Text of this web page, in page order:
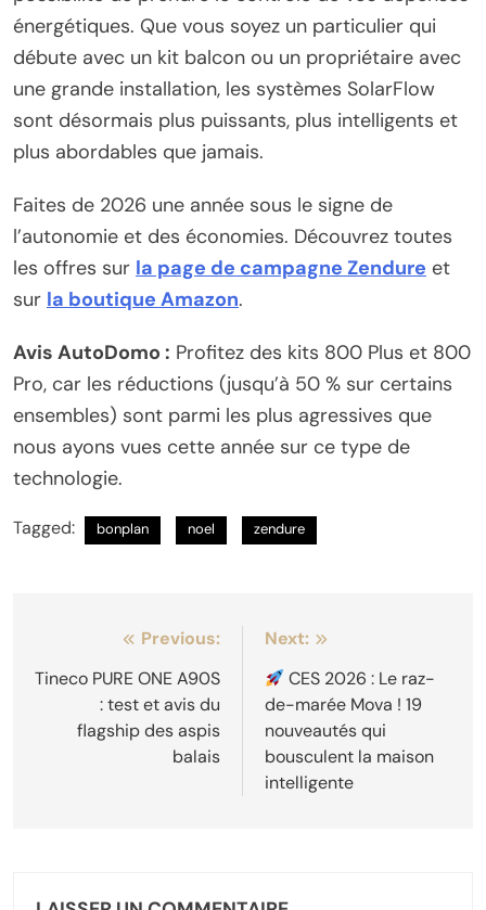
énergétiques. Que vous soyez un particulier qui
débute avec un kit balcon ou un propriétaire avec
une grande installation, les systèmes SolarFlow
sont désormais plus puissants, plus intelligents et
plus abordables que jamais.
Faites de 2026 une année sous le signe de
l’autonomie et des économies. Découvrez toutes
les offres sur la page de campagne Zendure et
sur la boutique Amazon.
Avis AutoDomo : Profitez des kits 800 Plus et 800
Pro, car les réductions (jusqu’à 50 % sur certains
ensembles) sont parmi les plus agressives que
nous ayons vues cette année sur ce type de
technologie.
Tagged: bonplan noel zendure
Navigation
de
l’article
Previous:
Tineco PURE ONE A90S
: test et avis du
flagship des aspis
balais
Next:
CES 2026 : Le raz-
de-marée Mova ! 19
nouveautés qui
bousculent la maison
intelligente